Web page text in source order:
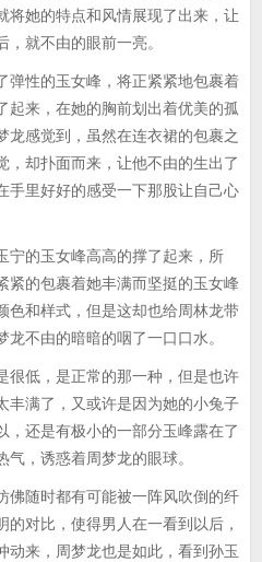
将她的特点和风情展现了出来，让
就不由的眼前一亮。
性的玉女峰，将正紧紧地包裹着
起来，在她的胸前划出着优美的孤
龙感觉到，虽然在连衣裙的包裹之
，却扑面而来，让他不由的生出了
手里好好的感受一下那股让自己心
的玉女峰高高的撑了起来，所
紧的包裹着她丰满而坚挺的玉女峰
色和样式，但是这却也给周林龙带
不由的暗暗的咽了一口口水。
低，是正常的那一种，但是也许
丰满了，又或许是因为她的小兔子
，还是有极小的一部分玉峰露在了
，诱惑着周梦龙的眼球。
随时都有可能被一阵风吹倒的纤
对比，使得男人在一看到以后，
动来，周梦龙也是如此，看到孙玉